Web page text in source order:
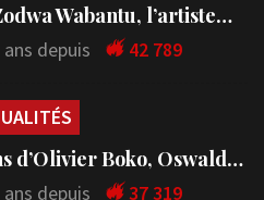
Wabantu, l’artiste…
ans depuis 42 789
d’Olivier Boko, Oswald…
ans depuis 37 319